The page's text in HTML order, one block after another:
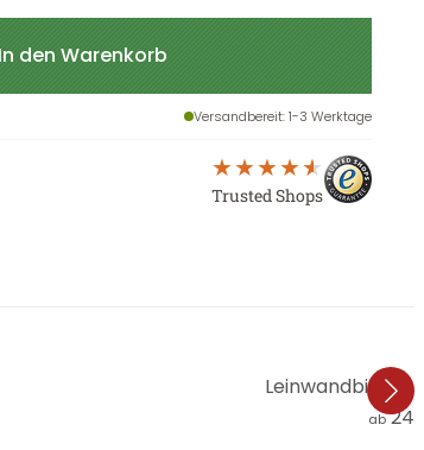
In den Warenkorb
Versandbereit: 1-3 Werktage
Trusted Shops
Leinwandbild
ab